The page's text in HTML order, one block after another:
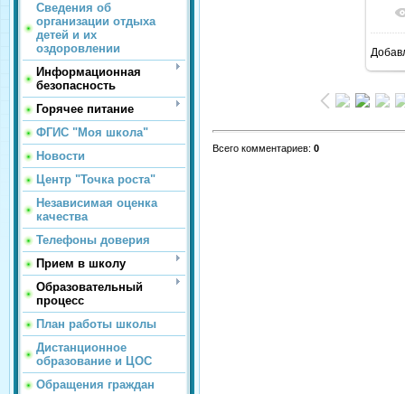
Сведения об
организации отдыха
детей и их
оздоровлении
Информационная
безопасность
Горячее питание
ФГИС "Моя школа"
Новости
Центр "Точка роста"
Независимая оценка
качества
Телефоны доверия
Прием в школу
Образовательный
процесс
План работы школы
Дистанционное
образование и ЦОС
Обращения граждан
Всего комментариев: 0